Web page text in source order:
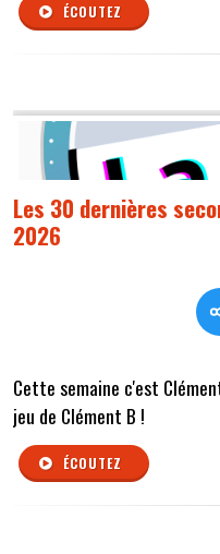
ÉCOUTEZ
Les 30 dernières
2026
Cette semaine c'est
jeu de Clément B !
ÉCOUTEZ